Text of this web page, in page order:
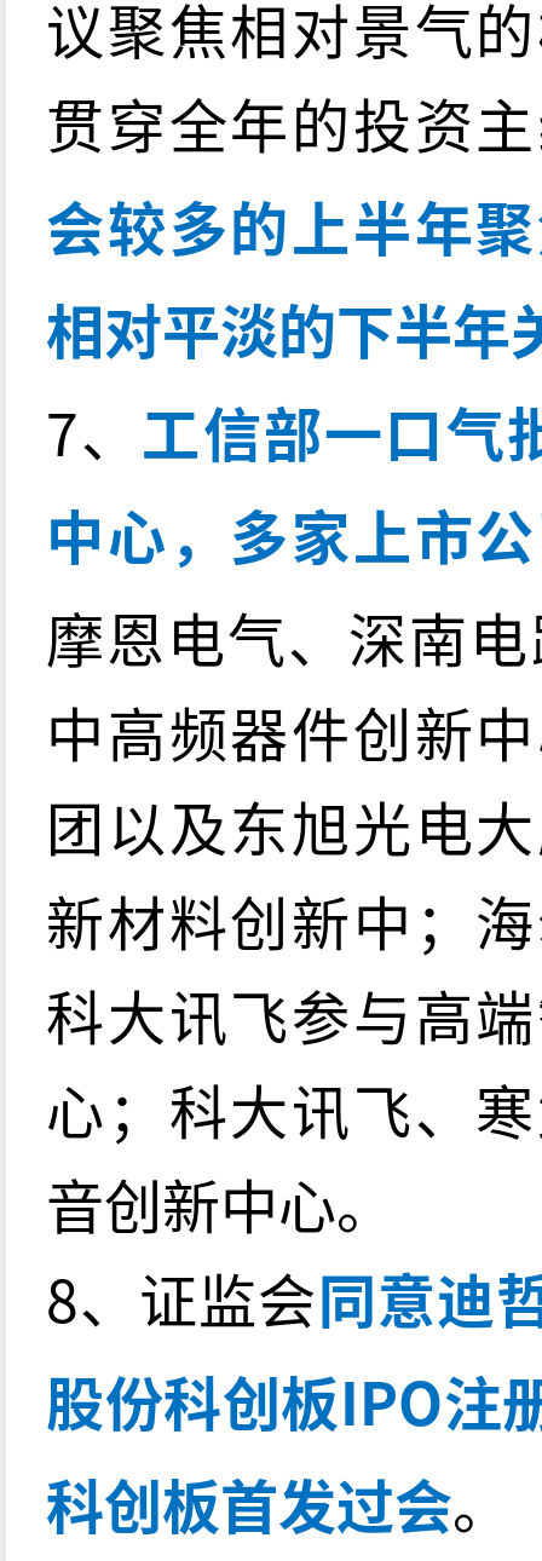
议聚焦相对景气
贯穿全年的投资
会较多的上半年
相对平淡的下半年
7、 工信部一口气
中心，多家上市
摩恩电气、深南
中高频器件创新
团以及东旭光电
新材料创新中；
科大讯飞参与高
心；科大讯飞、
音创新中心。
8、证监会同意迪
股份科创板IPO注
科创板首发过会。